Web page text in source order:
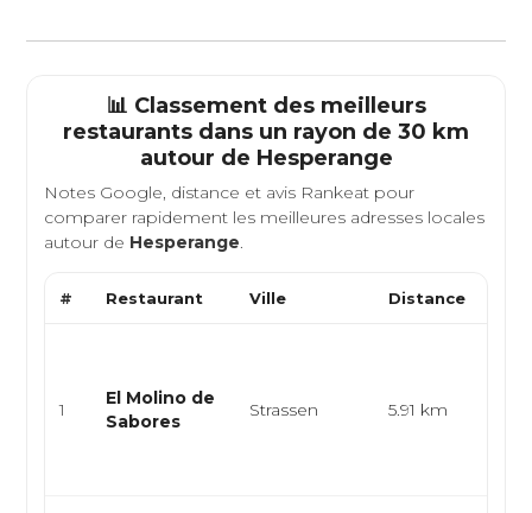
📊 Classement des meilleurs
restaurants dans un rayon de 30 km
autour de Hesperange
Notes Google, distance et avis Rankeat pour
comparer rapidement les meilleures adresses locales
autour de Hesperange.
# Restaurant Ville Distance
1
El Molino de
Sabores
Strassen 5.91 km